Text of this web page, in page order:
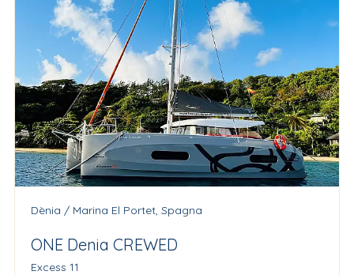
Dènia / Marina El Portet, Spagna
ONE Denia CREWED
Excess 11